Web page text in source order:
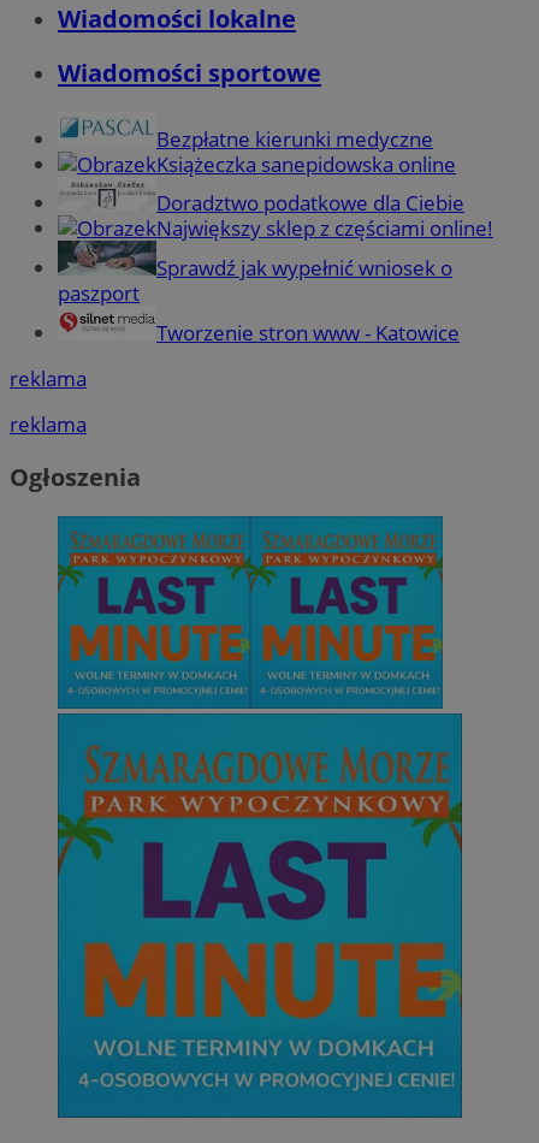
Wiadomości lokalne
Wiadomości sportowe
Bezpłatne kierunki medyczne
Książeczka sanepidowska online
Doradztwo podatkowe dla Ciebie
Największy sklep z częściami online!
Sprawdź jak wypełnić wniosek o
paszport
Tworzenie stron www - Katowice
reklama
reklama
Ogłoszenia